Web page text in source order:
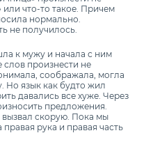
что-то такое. Причем
нормально.
не получилось.
к мужу и начала с ним
слов произнести не
соображала, могла
Но язык как будто жил
давались все хуже. Через
предложения.
скорую. Пока мы
рука и правая часть